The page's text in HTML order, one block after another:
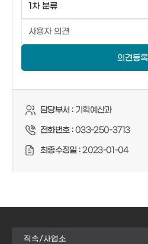
의견등록
담당부서 :기획예산과
전화번호 :033-250-3713
최종수정일 :2023-01-04
직속/사업소